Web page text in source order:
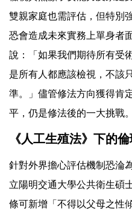
雙親家庭也需評估，但特別
恐會造成未來實務上單身者
說：「如果我們期待所有受
是所有人都應該檢視，不該
準。」儘管修法方向獲得肯
平，仍是修法後的一大挑戰。
《人工生殖法》下的
針對外界擔心評估機制恐淪
立陽明交通大學公共衛生碩
條可新增「不得以父母之性